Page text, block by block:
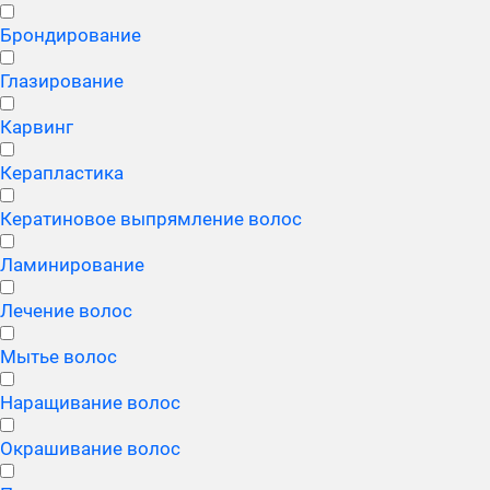
Брондирование
Глазирование
Карвинг
Керапластика
Кератиновое выпрямление волос
Ламинирование
Лечение волос
Мытье волос
Наращивание волос
Окрашивание волос